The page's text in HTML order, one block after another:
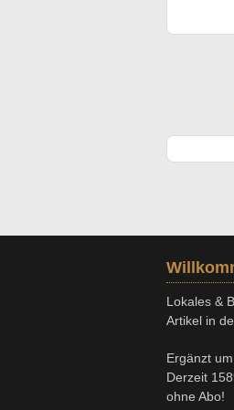
Lokales &
Artikel in
Ergänzt
Derzeit
ohne Abo!